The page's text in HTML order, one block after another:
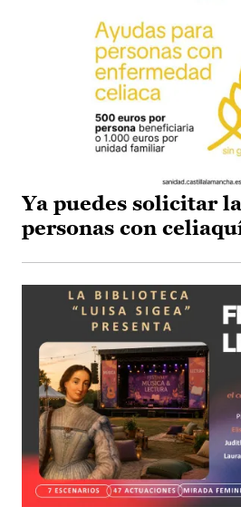
Ya puedes solicitar
personas con